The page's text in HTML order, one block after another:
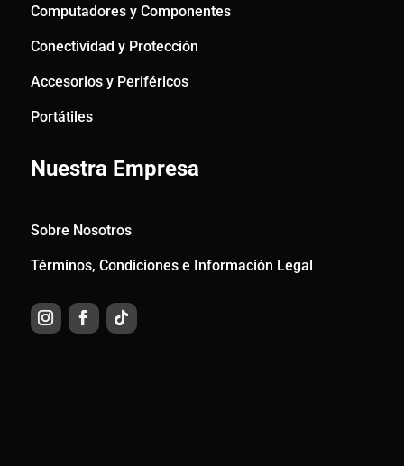
Computadores y Componentes
Conectividad y Protección
Accesorios y Periféricos
Portátiles
Nuestra Empresa
Sobre Nosotros
Términos, Condiciones e Información Legal